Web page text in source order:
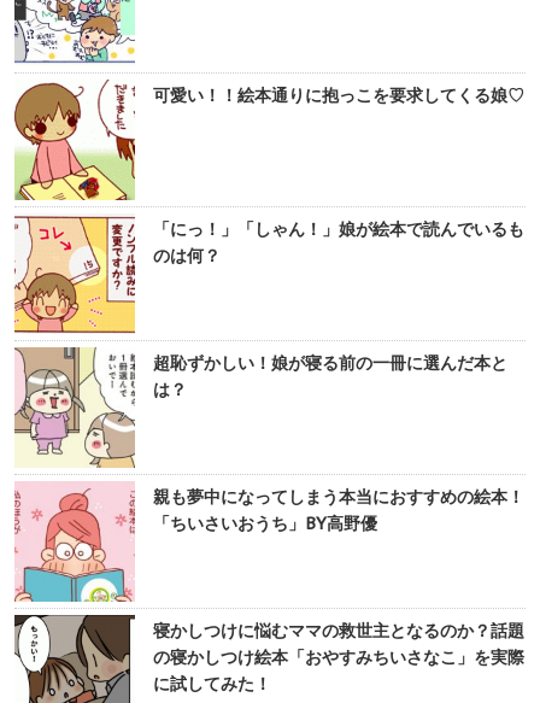
可愛い！！絵本通りに抱っこを要求してくる娘♡
「にっ！」「しゃん！」娘が絵本で読んでいるも
のは何？
超恥ずかしい！娘が寝る前の一冊に選んだ本と
は？
親も夢中になってしまう本当におすすめの絵本！
「ちいさいおうち」BY高野優
寝かしつけに悩むママの救世主となるのか？話題
の寝かしつけ絵本「おやすみちいさなこ」を実際
に試してみた！